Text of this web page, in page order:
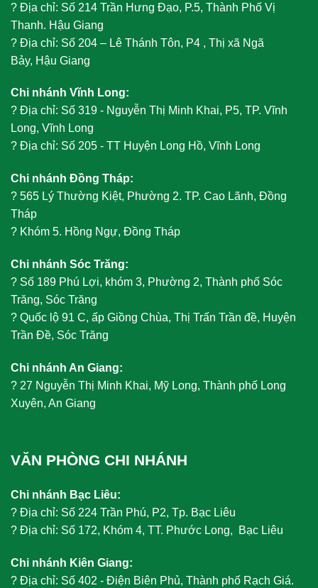
? Địa chỉ: Số 214 Trần Hưng Đạo, P.5, Thành Phố Vị
Thanh. Hậu Giang
? Địa chỉ: Số 204 – Lê Thánh Tôn, P4 , Thị xã Ngã
Bảy, Hậu Giang
Chi nhánh Vĩnh Long:
? Địa chỉ: Số 319 - Nguyễn Thị Minh Khai, P5, TP. Vĩnh
Long, Vĩnh Long
? Địa chỉ: Số 205 - TT Huyện Long Hồ, Vĩnh Long
Chi nhánh Đồng Tháp:
? 565 Lý Thường Kiệt, Phường 2. TP. Cao Lãnh, Đồng
Tháp
? Khóm 5. Hồng Ngự, Đồng Tháp
Chi nhánh Sóc Trăng:
? Số 189 Phú Lợi, khóm 3, Phường 2, Thành phố Sóc
Trăng, Sóc Trăng
? Quốc lộ 91 C, ấp Giồng Chùa, Thị Trấn Trần đề, Huyện
Trần Đề, Sóc Trăng
Chi nhánh An Giang:
? 27 Nguyễn Thị Minh Khai, Mỹ Long, Thành phố Long
Xuyên, An Giang
VĂN PHÒNG CHI NHÁNH
Chi nhánh Bạc Liêu:
? Địa chỉ: Số 224 Trần Phú, P2, Tp. Bạc Liêu
? Địa chỉ: Số 172, Khóm 4, TT. Phước Long, Bạc Liêu
Chi nhánh Kiên Giang:
? Địa chỉ: Số 402 - Điện Biên Phủ, Thành phố Rạch Giá.